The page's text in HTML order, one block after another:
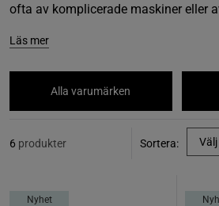
ofta av komplicerade maskiner eller
Läs mer
Alla varumärken
6 produkter Sortera:
Nyhet